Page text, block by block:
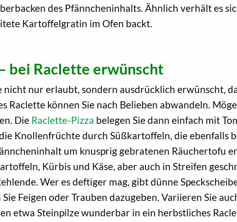
des Pfänncheninhalts. Ähnlich verhält es
Kartoffelgratin im Ofen backt.
bei Raclette erwünscht
nur erlaubt, sondern ausdrücklich erwünscht,
Raclette können Sie nach Belieben abwandeln.
Die Raclette-Pizza belegen Sie dann einfach mit
Knollenfrüchte durch Süßkartoffeln, die ebenfalls
um knusprig gebratenen Räuchertofu
Kürbis und Käse, aber auch in Streifen
Wer es deftiger mag, gibt dünne
Feigen oder Trauben dazugeben. Variieren Sie
etwa Steinpilze wunderbar in ein herbstliches